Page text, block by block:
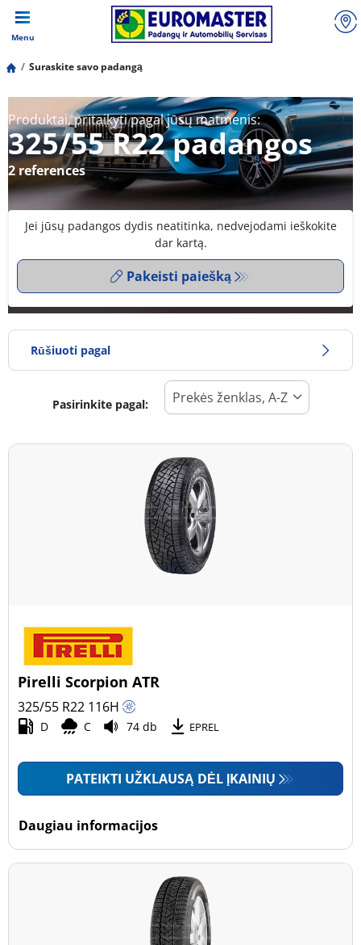
Menu
Suraskite savo padangą
Produktai, pritaikyti pagal jūsų matmenis:
325/55 R22 padangos
2 references
Jei jūsų padangos dydis neatitinka, nedvejodami ieškokite
dar kartą.
Pakeisti paiešką
Rūšiuoti pagal
Padangos tipas
Visi tipai (2)
Lengvasis automobilis (0)
Visureigis (2)
Mažas sunkvežimis (0)
Motociklas (0)
Padanga sustiprintomis sienelėmis
Pasirinkite pagal:
Pirelli Scorpion ATR
325/55 R22 116H
D C 74 db EPREL
PATEIKTI UŽKLAUSĄ DĖL ĮKAINIŲ
Daugiau informacijos